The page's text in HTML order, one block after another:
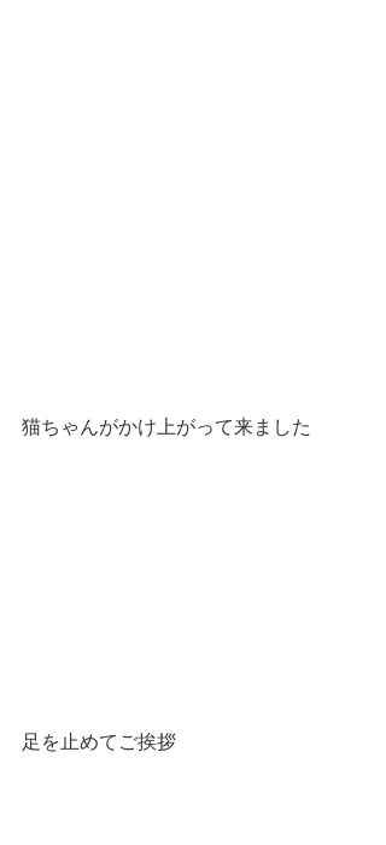
猫ちゃんがかけ上がって来ました
足を止めてご挨拶